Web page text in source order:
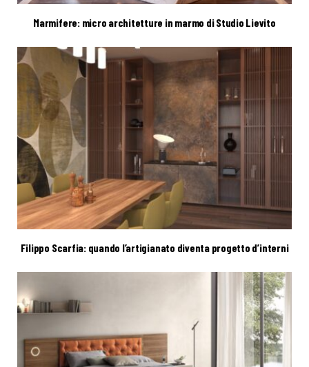
Marmifere: micro architetture in marmo di Studio Lievito
Filippo Scarfia: quando l’artigianato diventa progetto d’interni